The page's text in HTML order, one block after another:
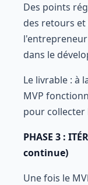
Des points
des retours
dans le
Le livrable : à
MVP
pour
PHASE 3 :
continue)
Une fois le